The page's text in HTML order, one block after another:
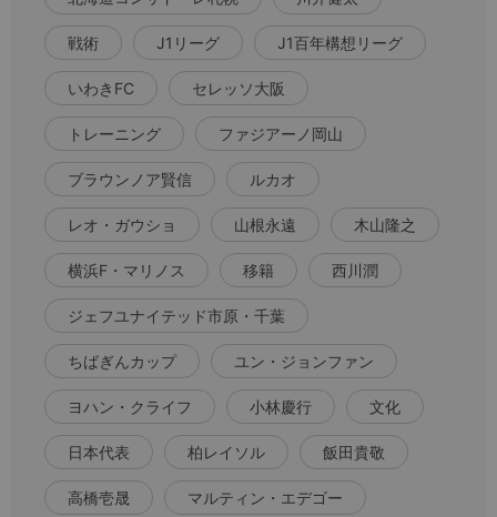
戦術 J1リーグ J1百年構想リーグ
いわきFC セレッソ大阪
トレーニング ファジアーノ岡山
ブラウンノア賢信 ルカオ
レオ・ガウショ 山根永遠 木山隆之
横浜F・マリノス 移籍 西川潤
ジェフユナイテッド市原・千葉
ちばぎんカップ ユン・ジョンファン
ヨハン・クライフ 小林慶行 文化
日本代表 柏レイソル 飯田貴敬
高橋壱晟 マルティン・エデゴー